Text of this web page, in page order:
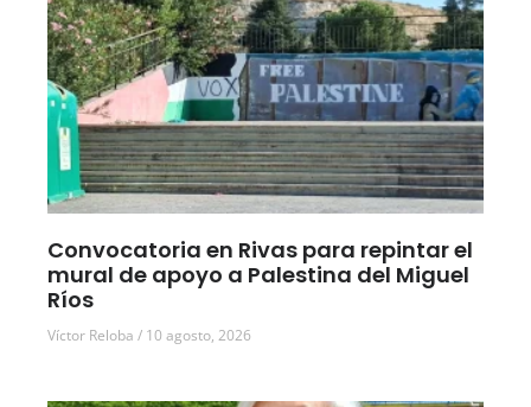
Convocatoria en Rivas para repintar el
mural de apoyo a Palestina del Miguel
Ríos
Víctor Reloba 10 agosto, 2026